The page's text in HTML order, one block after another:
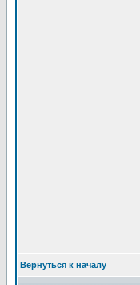
Вернуться к началу